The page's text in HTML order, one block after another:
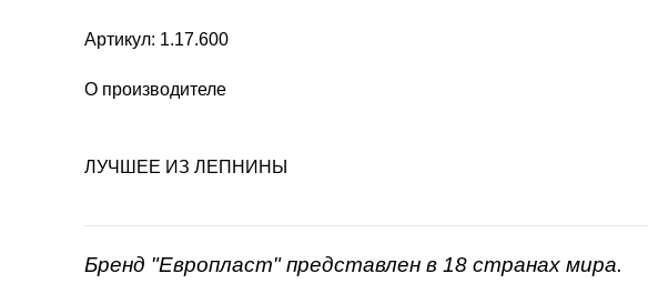
Артикул: 1.17.600
О производителе
ЛУЧШЕЕ ИЗ ЛЕПНИНЫ
Бренд "Европласт" представлен в 18 странах мира.